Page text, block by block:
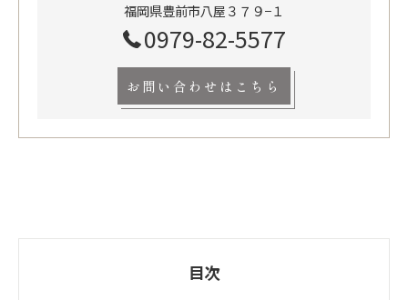
福岡県豊前市八屋３７９−１
0979-82-5577
お問い合わせはこちら
目次